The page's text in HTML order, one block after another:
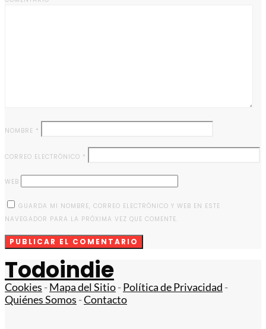
NOMBRE *
CORREO ELECTRÓNICO *
WEB
GUARDA MI NOMBRE, CORREO ELECTRÓNICO Y WEB EN ESTE
NAVEGADOR PARA LA PRÓXIMA VEZ QUE COMENTE.
Todoindie
Cookies -Mapa del Sitio-Política de Privacidad -
Quiénes Somos -Contacto